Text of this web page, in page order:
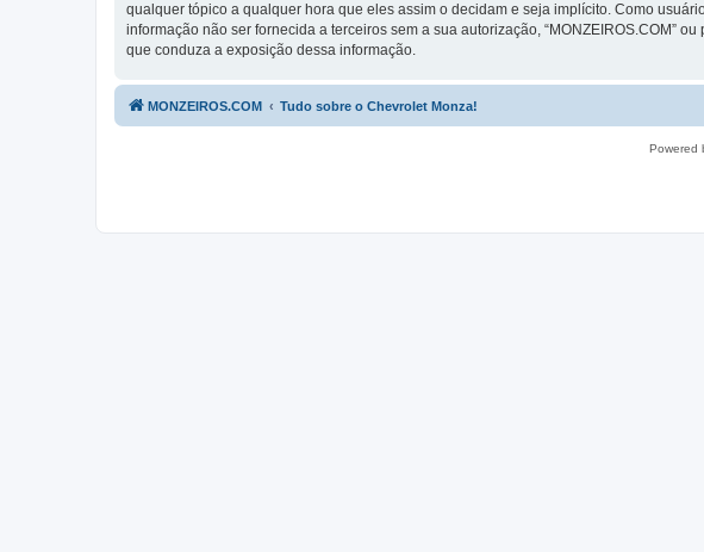
qualquer tópico a qualquer hora que eles assim o decidam e seja implícito. Como
informação não ser fornecida a terceiros sem a sua autorização, “MONZEIROS.COM”
que conduza a exposição dessa informação.
MONZEIROS.COM Tudo sobre o Chevrolet Monza!
Powered